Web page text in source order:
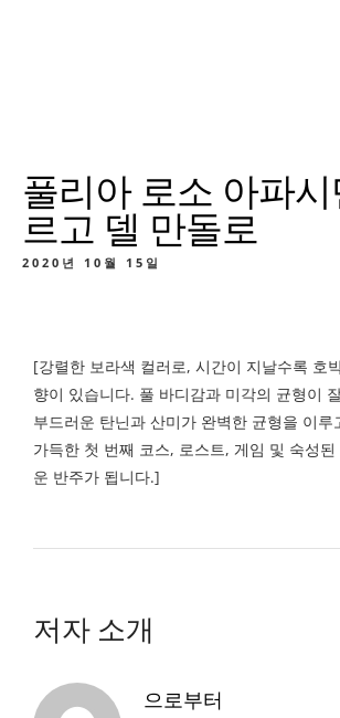
풀리아 로소 아파
르고 델 만돌로
2020년 10월 15일
[강렬한 보라색 컬러로, 시간이 지날수록 호
향이 있습니다. 풀 바디감과 미각의 균형이
부드러운 탄닌과 산미가 완벽한 균형을 이루
가득한 첫 번째 코스, 로스트, 게임 및 숙성
운 반주가 됩니다.]
저자 소개
으로부터